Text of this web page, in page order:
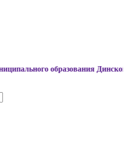
Динской район